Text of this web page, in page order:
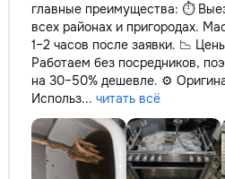
главные преимущества: ⏱️
всех районах и пригородах.
1–2 часов после заявки. 📉
Работаем без посредников,
на 30–50% дешевле. ⚙️
Использ... читать всё